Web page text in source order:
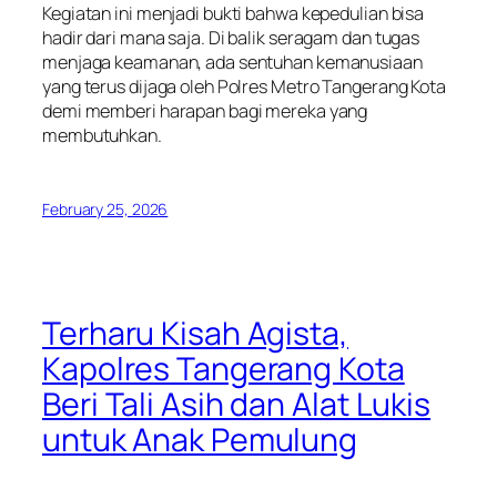
Kegiatan ini menjadi bukti bahwa kepedulian bisa
hadir dari mana saja. Di balik seragam dan tugas
menjaga keamanan, ada sentuhan kemanusiaan
yang terus dijaga oleh Polres Metro Tangerang Kota
demi memberi harapan bagi mereka yang
membutuhkan.
February 25, 2026
Terharu Kisah Agista,
Kapolres Tangerang Kota
Beri Tali Asih dan Alat Lukis
untuk Anak Pemulung